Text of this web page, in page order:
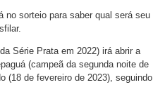
no sorteio para saber qual será seu
Série Prata em 2022) irá abrir a
(campeã da segunda noite de
(18 de fevereiro de 2023), seguindo